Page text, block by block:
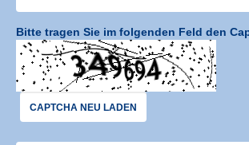
Bitte tragen Sie im folgenden Feld den
CAPTCHA NEU LADEN